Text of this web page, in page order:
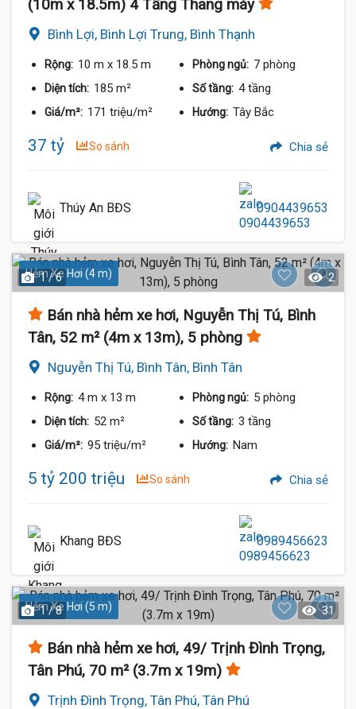
(10m x 18.5m) 4 Tầng Thang máy
Bình Lợi, Bình Lợi Trung, Bình Thạnh
Rộng: 10 m x 18.5 m Phòng ngủ: 7 phòng
Diện tích: 185 m² Số tầng: 4 tầng
Giá/m²: 171 triệu/m² Hướng: Tây Bắc
37 tỷ So sánh Chia sẻ
Thúy An BĐS 0904439653
Hẻm Xe Hơi (4 m)
1 / 6 2
Bán nhà hẻm xe hơi, Nguyễn Thị Tú, Bình
Tân, 52 m² (4m x 13m), 5 phòng
Nguyễn Thị Tú, Bình Tân, Bình Tân
Rộng: 4 m x 13 m Phòng ngủ: 5 phòng
Diện tích: 52 m² Số tầng: 3 tầng
Giá/m²: 95 triệu/m² Hướng: Nam
5 tỷ 200 triệu So sánh Chia sẻ
Khang BĐS 0989456623
Hẻm Xe Hơi (5 m)
1 / 8 31
Bán nhà hẻm xe hơi, 49/ Trịnh Đình Trọng,
Tân Phú, 70 m² (3.7m x 19m)
Trịnh Đình Trọng, Tân Phú, Tân Phú